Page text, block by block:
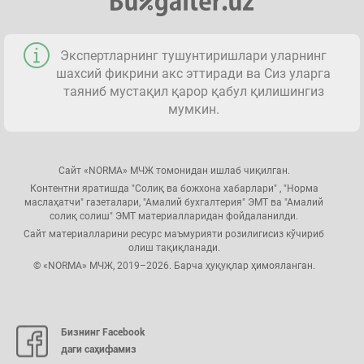
Экспертларнинг тушунтиришлари уларнинг
шахсий фикрини акс эттиради ва Сиз уларга
таяниб мустақил қарор қабул қилишингиз
мумкин.
Сайт «NORMA» МЧЖ томонидан ишлаб чиқилган.
Контентни яратишда "Солиқ ва божхона хабарлари" , "Норма
маслаҳатчи" газеталари, "Амалий бухгалтерия" ЭМТ ва "Амалий
солиқ солиш" ЭМТ материалларидан фойдаланилди.
Сайт материалларини ресурс маъмурияти розилигисиз кўчириб
олиш тақиқланади.
© «NORMA» МЧЖ, 2019–2026. Барча ҳуқуқлар ҳимояланган.
Бизнинг Facebook
даги саҳифамиз